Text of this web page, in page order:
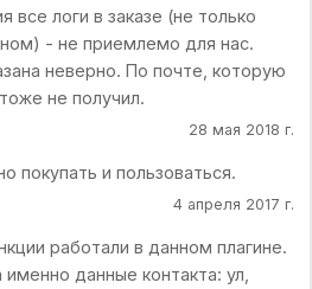
все логи в заказе (не только
- не приемлемо для нас.
неверно. По почте, которую
не получил.
28 мая 2018 г.
покупать и пользоваться.
4 апреля 2017 г.
работали в данном плагине.
данные контакта: ул,